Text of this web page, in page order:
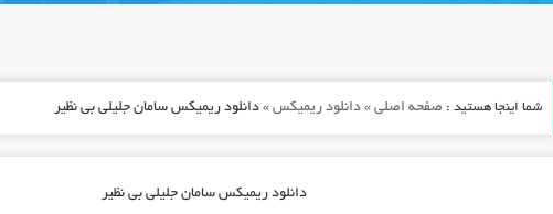
شما اینجا هستید : صفحه اصلی» دانلود ریمیکس» دانلود ریمیکس سامان جلیلی بی نظیر
دانلود ریمیکس سامان جلیلی بی نظیر